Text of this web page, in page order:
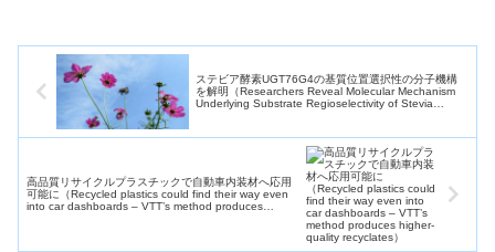
ステビア酵素UGT76G4の基質位置選択性の分子機構
を解明（Researchers Reveal Molecular Mechanism
Underlying Substrate Regioselectivity of Stevia
高品質リサイクルプラスチックで自動車内装材へ応用
可能に（Recycled plastics could find their way even
into car dashboards – VTT’s method produces